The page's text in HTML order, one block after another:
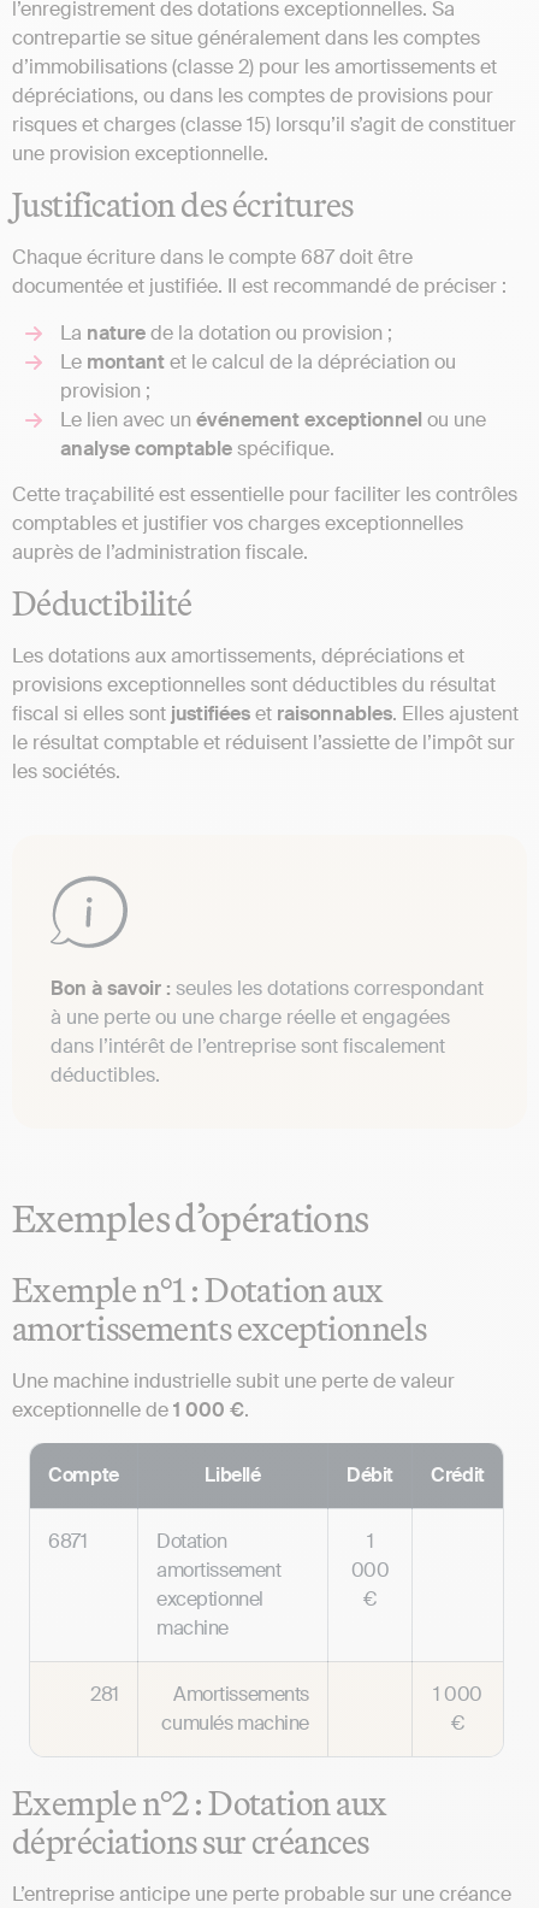
l’enregistrement des dotations exceptionnelles. Sa
contrepartie se situe généralement dans les comptes
d’immobilisations (classe 2) pour les amortissements et
dépréciations, ou dans les comptes de provisions pour
risques et charges (classe 15) lorsqu’il s’agit de constituer
une provision exceptionnelle.
Justification des écritures
Chaque écriture dans le compte 687 doit être
documentée et justifiée. Il est recommandé de préciser :
La naturede la dotation ou provision ;
Le montantet le calcul de la dépréciation ou
provision ;
Le lien avec un événement exceptionnel ou une
analyse comptablespécifique.
Cette traçabilité est essentielle pour faciliter les contrôles
comptables et justifier vos charges exceptionnelles
auprès de l’administration fiscale.
Déductibilité
Les dotations aux amortissements, dépréciations et
provisions exceptionnelles sont déductibles du résultat
fiscal si elles sont justifiéeset raisonnables. Elles ajustent
le résultat comptable et réduisent l’assiette de l’impôt sur
les sociétés.
Bon à savoir : seules les dotations correspondant
à une perte ou une charge réelle et engagées
dans l’intérêt de l’entreprise sont fiscalement
déductibles.
Exemples d’opérations
Exemple n°1 : Dotation aux
amortissements exceptionnels
Une machine industrielle subit une perte de valeur
exceptionnelle de1 000 €.
Compte Libellé Débit Crédit
6871
Dotation
amortissement
exceptionnel
machine
1
000
€
281
Amortissements
cumulés machine
1 000
€
Exemple n°2 : Dotation aux
dépréciations sur créances
L’entreprise anticipe une perte probable sur une créance